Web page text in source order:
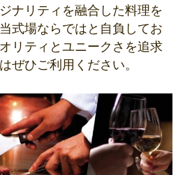
ナリティを融合した料理を
式場ならではと自負してお
リティとユニークさを追求
ぜひご利用ください。